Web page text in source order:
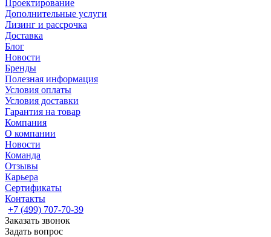
Проектирование
Дополнительные услуги
Лизинг и рассрочка
Доставка
Блог
Новости
Бренды
Полезная информация
Условия оплаты
Условия доставки
Гарантия на товар
Компания
О компании
Новости
Команда
Отзывы
Карьера
Сертификаты
Контакты
+7 (499) 707-70-39
Заказать звонок
Задать вопрос